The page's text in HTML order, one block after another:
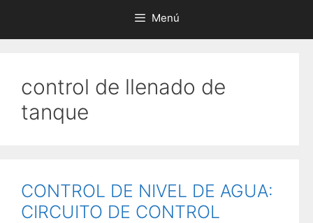
Menú
control de llenado de
tanque
CONTROL DE NIVEL DE AGUA:
CIRCUITO DE CONTROL